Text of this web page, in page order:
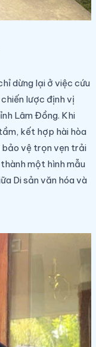
dừng lại ở việc cứu
lược định vị
Lâm Đồng. Khi
kết hợp hài hòa
bảo vệ trọn vẹn trải
một hình mẫu
Di sản văn hóa và